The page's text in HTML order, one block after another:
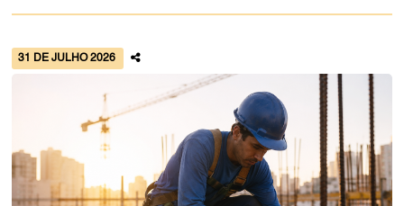
31 DE JULHO 2026